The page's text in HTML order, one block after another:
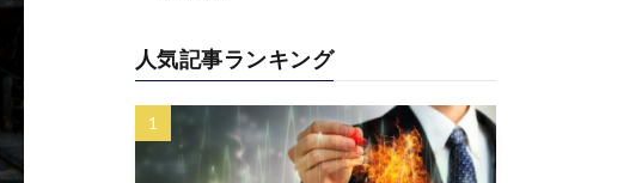
人気記事ランキング